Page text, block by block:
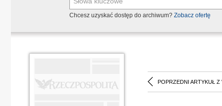
Chcesz uzyskać dostęp do archiwum? Zobacz ofertę
POPRZEDNI ARTYKUŁ Z